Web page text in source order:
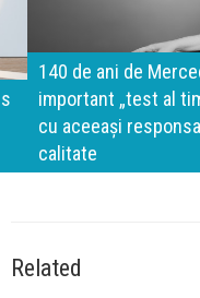
140 de ani de
important „test al
cu aceeași
calitate
Related